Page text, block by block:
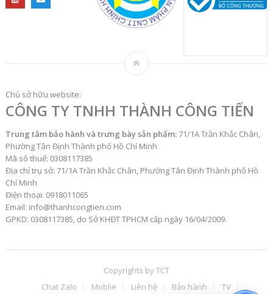
Chủ sở hữu website:
CÔNG TY TNHH THÀNH CÔNG TIẾN
Trung tâm bảo hành và trưng bày sản phẩm:71/1A Trần Khắc Chân,
Phường Tân Định Thành phố Hồ Chí Minh
Mã số thuế: 0308117385
Địa chỉ trụ sở: 71/1A Trần Khắc Chân, Phường Tân Định Thành phố Hồ
Chí Minh
Điện thoại: 0918011065
Email: info@thanhcongtien.com
GPKD: 0308117385, do Sở KHĐT TPHCM cấp ngày 16/04/2009.
Copyrights byTCT
Chat Zalo
Moblie Liên hệ Bảo hành TV